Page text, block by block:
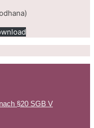
§20 SGB V